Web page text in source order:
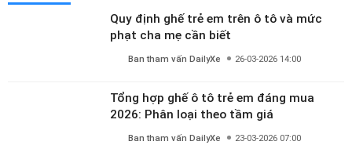
Quy định ghế trẻ em trên ô tô và mức
phạt cha mẹ cần biết
Ban tham vấn DailyXe 26-03-2026 14:00
Tổng hợp ghế ô tô trẻ em đáng mua
2026: Phân loại theo tầm giá
Ban tham vấn DailyXe 23-03-2026 07:00